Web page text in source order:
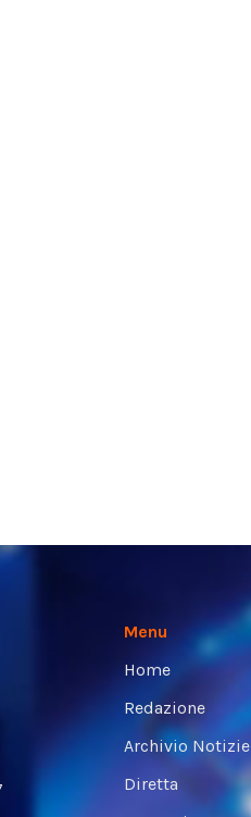
Menu
Home
Redazione
Archivio Notizie
Diretta